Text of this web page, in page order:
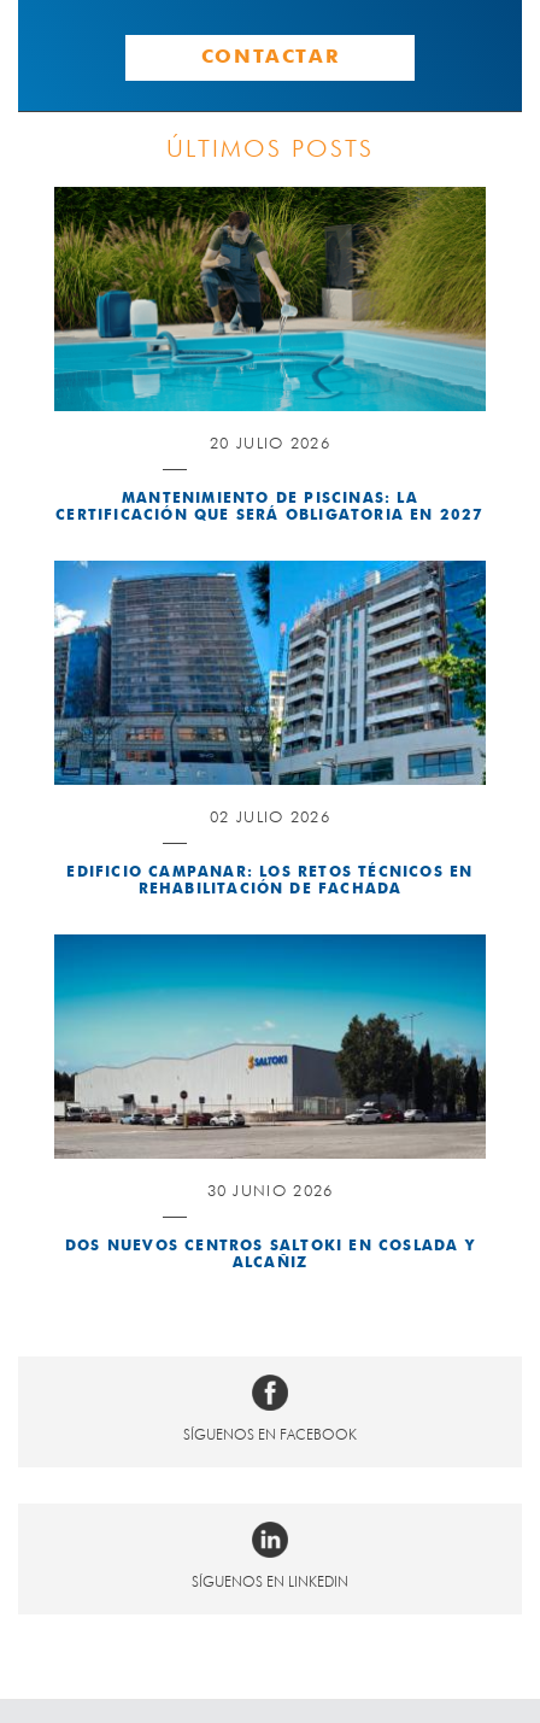
CONTACTAR
ÚLTIMOS POSTS
20 JULIO 2026
MANTENIMIENTO DE PISCINAS: LA
CERTIFICACIÓN QUE SERÁ OBLIGATORIA EN 2027
02 JULIO 2026
EDIFICIO CAMPANAR: LOS RETOS TÉCNICOS EN
REHABILITACIÓN DE FACHADA
30 JUNIO 2026
DOS NUEVOS CENTROS SALTOKI EN COSLADA Y
ALCAÑIZ
SÍGUENOS EN FACEBOOK
SÍGUENOS EN LINKEDIN